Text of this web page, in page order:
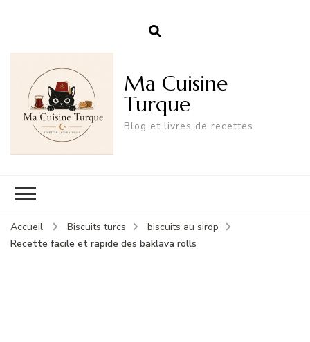
Ma Cuisine
Turque
Blog et livres de recettes
Accueil Biscuits turcs
biscuits au sirop
Recette facile et rapide des baklava rolls